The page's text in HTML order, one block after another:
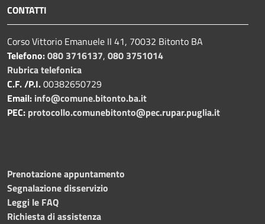
CONTATTI
Corso Vittorio Emanuele II 41, 70032 Bitonto BA
Telefono:080 3716137, 080 3751014
Rubrica telefonica
C.F. /P.I.00382650729
Email: info@comune.bitonto.ba.it
PEC: protocollo.comunebitonto@pec.rupar.puglia.it
Prenotazione appuntamento
Segnalazione disservizio
Leggi le FAQ
Richiesta di assistenza